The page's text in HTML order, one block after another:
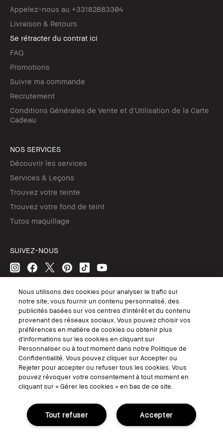
Appelez-nous au +33182883304
Livraison & Retours
Se rétracter du contrat ici
FAQ
Promotions
Suivre ma commande
Recrutement
Conditions Générales de Vente et d’Utilisation de la Carte
Cadeau
NOS SERVICES
Découvrir les services
Services & Leçons
Trouvez votre teinte
Trouvez votre fond de teint
Tutos maquillage
SUIVEZ-NOUS
© Bobbi Brown Professional Cosmetics, Inc. Tous droits mondiaux
réservés.
Conditions Générales de Vente
Conditions Générales d'Utilisation
Politique de Confidentialité
Accessibilité ou Distribution
Consignes de tri
Gérer les Cookies
Nous utilisons des cookies pour analyser le trafic sur
notre site, vous fournir un contenu personnalisé, des
publicités basées sur vos centres d'intérêt et du contenu
provenant des réseaux sociaux. Vous pouvez choisir vos
préférences en matière de cookies ou obtenir plus
d'informations sur les cookies en cliquant sur
Personnaliser ou à tout moment dans notre Politique de
Confidentialité. Vous pouvez cliquer sur Accepter ou
Rejeter pour accepter ou refuser tous les cookies. Vous
pouvez révoquer votre consentement à tout moment en
cliquant sur « Gérer les cookies » en bas de ce site.
Accepter
Tout refuser